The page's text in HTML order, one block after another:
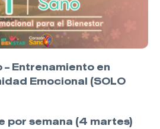
– Entrenamiento en
Emocional (SOLO
por semana (4 martes)